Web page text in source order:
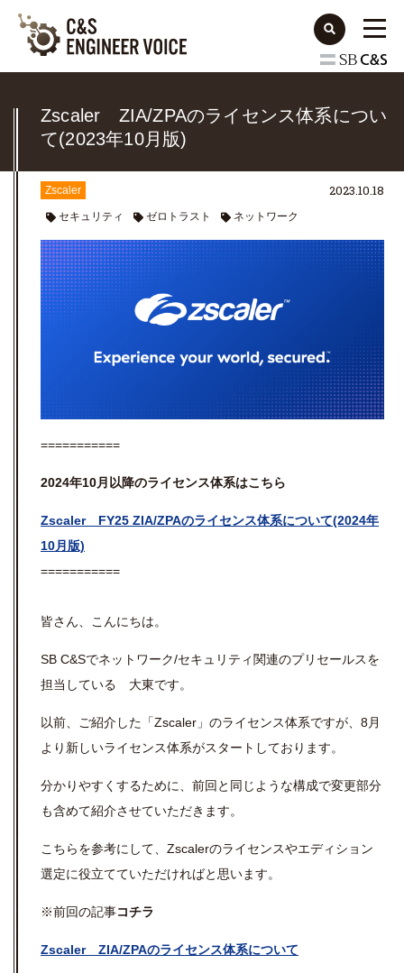
Zscaler ZIA/ZPAのライセンス体系につい
て(2023年10月版)
Zscaler
セキュリティ ゼロトラスト ネットワーク
2023.10.18
===========
2024年10月以降のライセンス体系はこちら
Zscaler FY25 ZIA/ZPAのライセンス体系について(2024年
10月版)
===========
皆さん、こんにちは。
SB C&Sでネットワーク/セキュリティ関連のプリセールスを
担当している 大東です。
以前、ご紹介した「Zscaler」のライセンス体系ですが、8月
より新しいライセンス体系がスタートしております。
分かりやすくするために、前回と同じような構成で変更部分
も含めて紹介させていただきます。
こちらを参考にして、Zscalerのライセンスやエディション
選定に役立てていただければと思います。
※前回の記事コチラ
Zscaler ZIA/ZPAのライセンス体系について